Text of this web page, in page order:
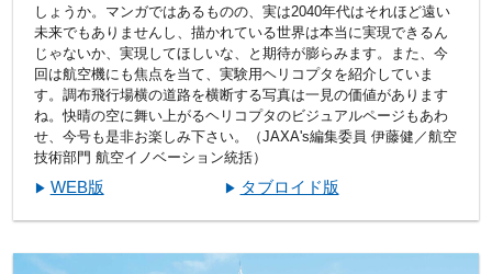
しょうか。マンガではあるものの、実は2040年代はそれほど遠い
未来でもありませんし、描かれている世界は本当に実現できるん
じゃないか、実現してほしいな、と期待が膨らみます。また、今
回は航空機にも焦点を当て、実験用ヘリコプタを紹介していま
す。調布飛行場横の道路を横断する写真は一見の価値があります
ね。快晴の空に舞い上がるヘリコプタのビジュアルページもあわ
せ、今号も是非お楽しみ下さい。（JAXA's編集委員 伊藤健／航空
技術部門 航空イノベーション統括）
WEB版 タブロイド版